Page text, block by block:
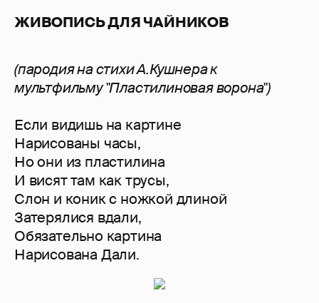
ЖИВОПИСЬ ДЛЯ ЧАЙНИКОВ
(пародия на стихи А.Кушнера к
мультфильму "Пластилиновая ворона")
Если видишь на картине
Нарисованы часы,
Но они из пластилина
И висят там как трусы,
Слон и коник с ножкой длиной
Затерялися вдали,
Обязательно картина
Нарисована Дали.